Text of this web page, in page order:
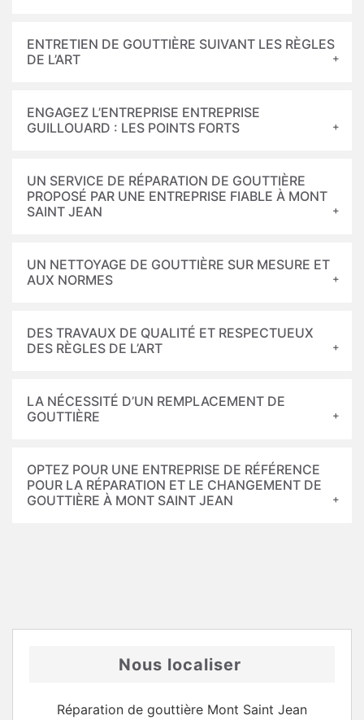
ENTRETIEN DE GOUTTIÈRE SUIVANT LES RÈGLES
DE L’ART
ENGAGEZ L’ENTREPRISE ENTREPRISE
GUILLOUARD : LES POINTS FORTS
UN SERVICE DE RÉPARATION DE GOUTTIÈRE
PROPOSÉ PAR UNE ENTREPRISE FIABLE À MONT
SAINT JEAN
UN NETTOYAGE DE GOUTTIÈRE SUR MESURE ET
AUX NORMES
DES TRAVAUX DE QUALITÉ ET RESPECTUEUX
DES RÈGLES DE L’ART
LA NÉCESSITÉ D’UN REMPLACEMENT DE
GOUTTIÈRE
OPTEZ POUR UNE ENTREPRISE DE RÉFÉRENCE
POUR LA RÉPARATION ET LE CHANGEMENT DE
GOUTTIÈRE À MONT SAINT JEAN
Nous localiser
Réparation de gouttière Mont Saint Jean